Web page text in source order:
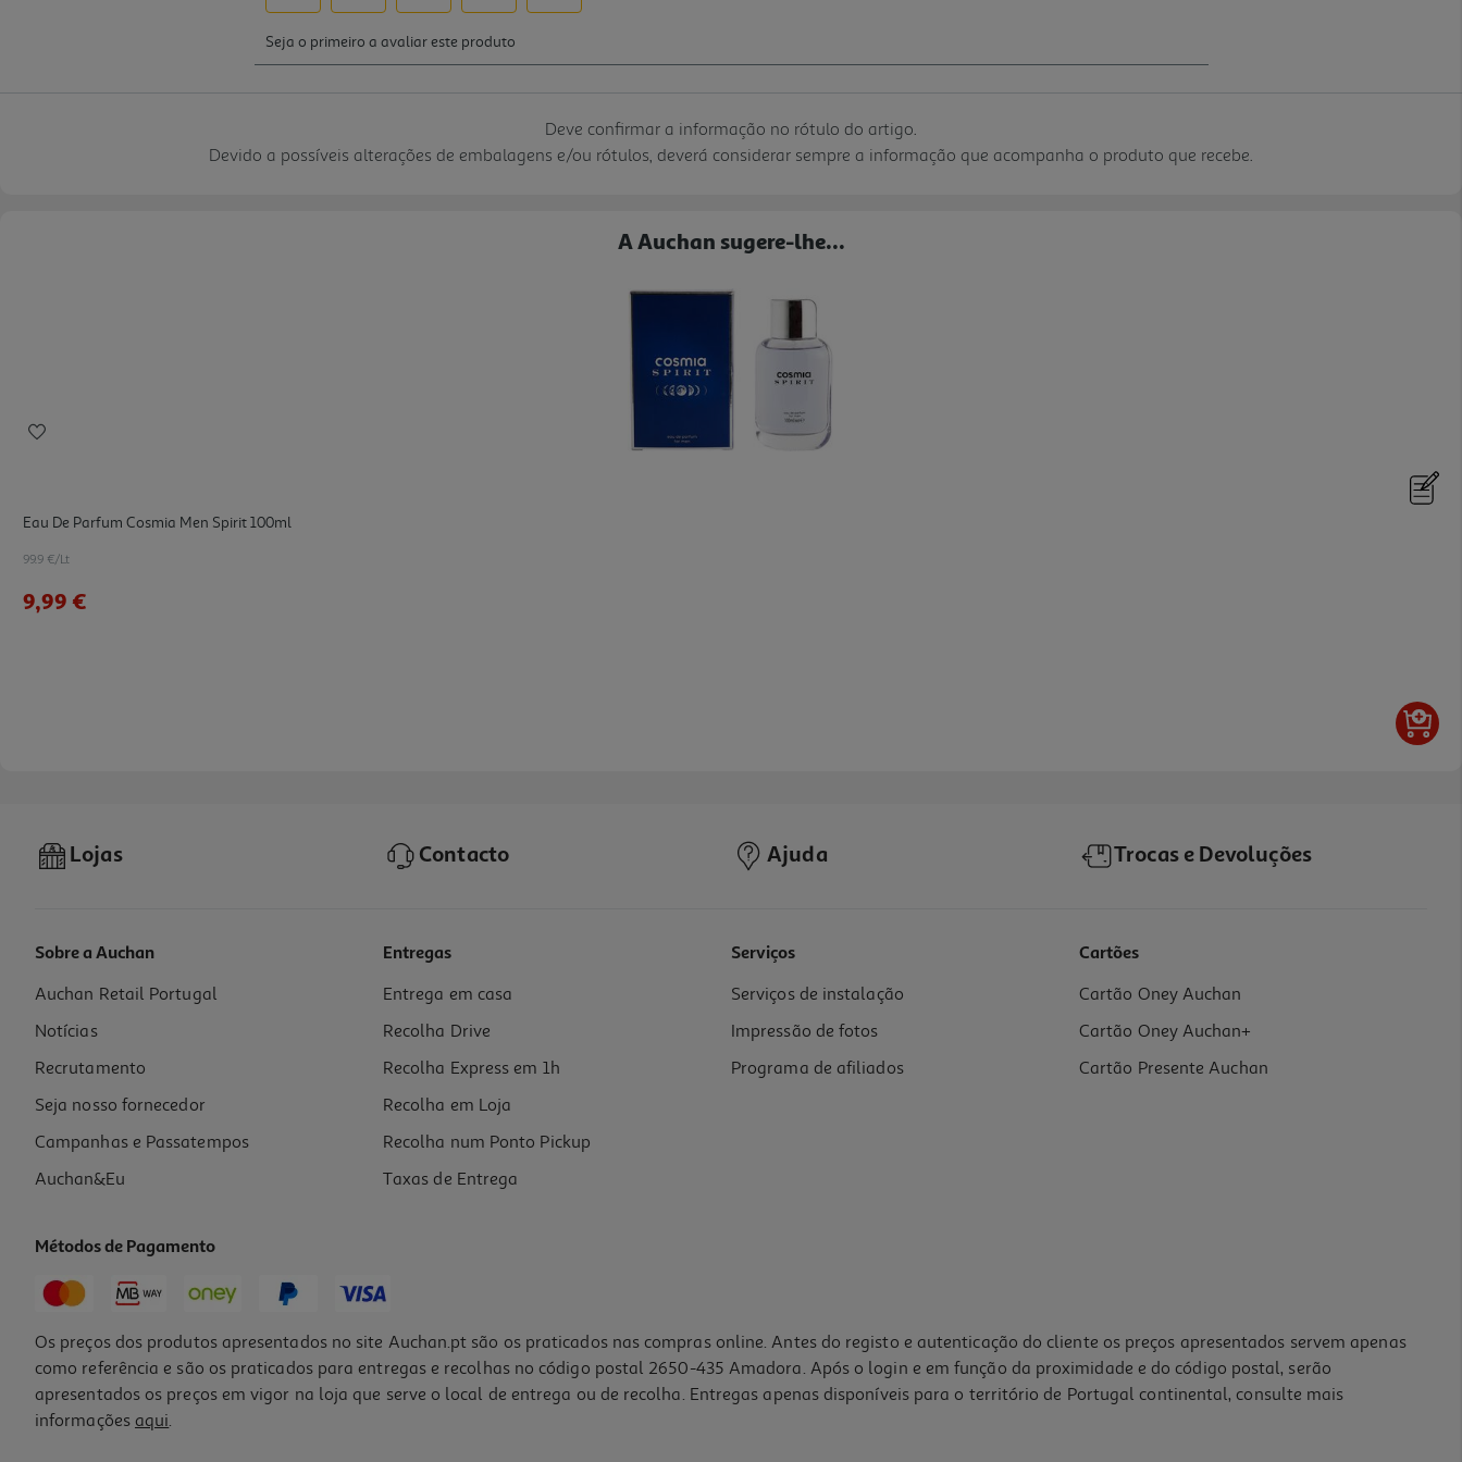
Deve confirmar a informação no rótulo do artigo.
Devido a possíveis alterações de embalagens e/ou rótulos, deverá considerar sempre a informação que acompanha o produto que recebe.
A Auchan sugere-lhe...
Eau De Parfum Cosmia Men Spirit 100ml
99.9 €/Lt
9,99 €
Eau De Toilette Nike Ultra Blue 100 Ml
97.4 €/Lt
9,74 €
Lojas Contacto Ajuda Trocas e Devoluções
Sobre a Auchan
Auchan Retail Portugal
Notícias
Recrutamento
Seja nosso fornecedor
Campanhas e Passatempos
Auchan&Eu
Entregas
Entrega em casa
Recolha Drive
Recolha Express em 1h
Recolha em Loja
Recolha num Ponto Pickup
Taxas de Entrega
Serviços
Serviços de instalação
Impressão de fotos
Programa de afiliados
Cartões
Cartão Oney Auchan
Cartão Oney Auchan+
Cartão Presente Auchan
Métodos de Pagamento
Os preços dos produtos apresentados no site Auchan.pt são os praticados nas compras online. Antes do registo e autenticação do cliente os preços apresentados servem apenas
como referência e são os praticados para entregas e recolhas no código postal 2650-435 Amadora. Após o login e em função da proximidade e do código postal, serão
apresentados os preços em vigor na loja que serve o local de entrega ou de recolha. Entregas apenas disponíveis para o território de Portugal continental, consulte mais
informações aqui.